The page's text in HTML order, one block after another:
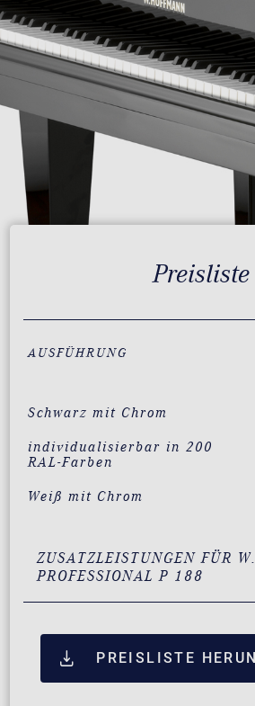
Preisliste
AUSFÜHRUNG
Schwarz mit Chrom
individualisierbar in 200
RAL-Farben
Weiß mit Chrom
ZUSATZLEISTUNGEN FÜR
PROFESSIONAL P 188
PREISLISTE